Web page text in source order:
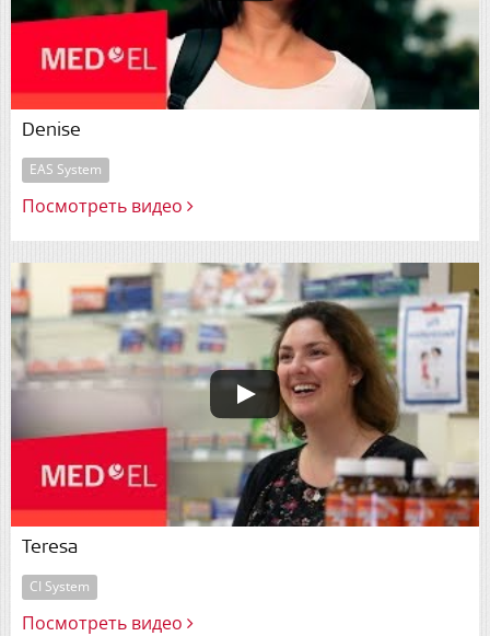
Denise
EAS System
Посмотреть видео
Teresa
CI System
Посмотреть видео